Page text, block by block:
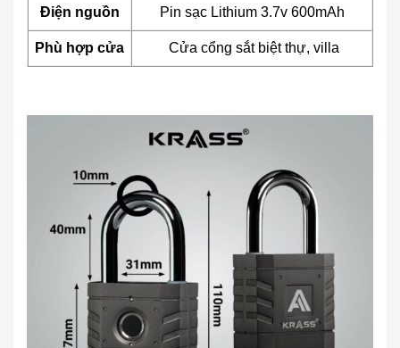
Điện nguồn Pin sạc Lithium 3.7v 600mAh
Phù hợp cửa Cửa cổng sắt biệt thự, villa